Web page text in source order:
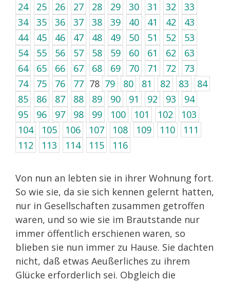
24
25 26 27 28 29 30 31 32
33
34
35 36 37 38 39 40 41 42
43
44
45 46 47 48 49 50 51 52
53
54
55 56 57 58 59 60 61 62
63
64
65 66 67 68 69 70 71 72
73
74
75 76 77 78 79 80 81 82 83
84
85
86 87 88 89 90 91 92 93
94
95
96 97 98 99 100 101 102
103
104
105 106 107 108 109 110
111
112
113 114 115 116
Von nun an lebten sie in ihrer Wohnung fort.
So wie sie, da sie sich kennen gelernt hatten,
nur in Gesellschaften zusammen getroffen
waren, und so wie sie im Brautstande nur
immer öffentlich erschienen waren, so
blieben sie nun immer zu Hause. Sie dachten
nicht, daß etwas Aeußerliches zu ihrem
Glücke erforderlich sei. Obgleich die